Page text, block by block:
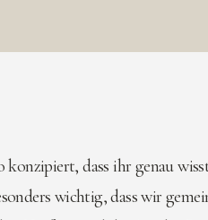
konzipiert, dass ihr genau
wichtig, dass wir